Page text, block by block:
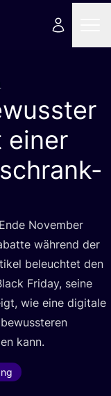
einer
Novem­ber
wäh­rend der
beleuch­tet den
Fri­day, sei­ne
wie eine digi­ta­le
kann.